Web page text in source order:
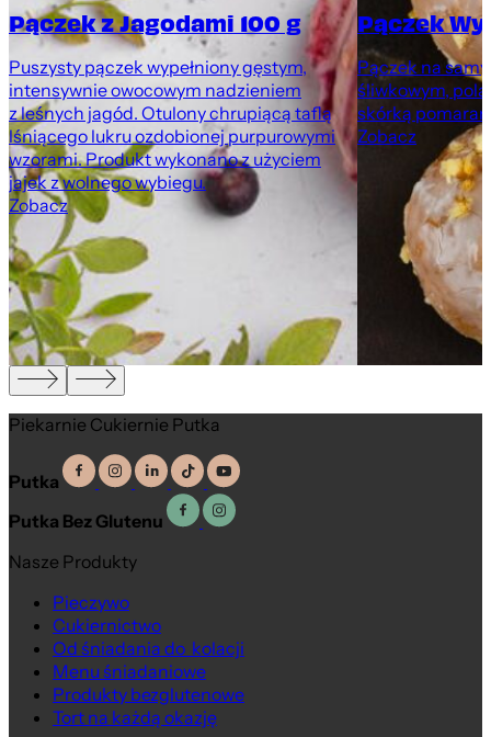
Pączek z Jagodami 100 g
Puszysty pączek wypełniony gęstym,
intensywnie owocowym nadzieniem
z leśnych jagód. Otulony chrupiącą taflą
lśniącego lukru ozdobionej purpurowymi
wzorami. Produkt wykonano z użyciem
jajek z wolnego wybiegu.
Zobacz
Pączek
Pączek na
śliwkowym,
skórką
Zobacz
Piekarnie Cukiernie Putka
Putka
Putka Bez Glutenu
Nasze Produkty
Pieczywo
Cukiernictwo
Od śniadania do kolacji
Menu śniadaniowe
Produkty bezglutenowe
Tort na każdą okazję